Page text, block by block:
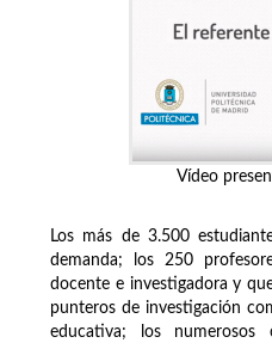
Vídeo
Los más de 3.500
demanda; los 250
docente e investigadora y
punteros de investigación
educativa; los numerosos